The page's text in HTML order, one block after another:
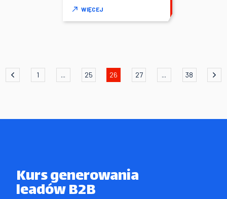
WIĘCEJ
...
1 25 26 27 38
...
Kurs generowania
leadów B2B